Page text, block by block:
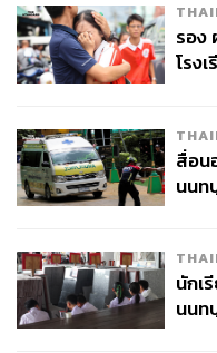
รอง
โรง
สื่อน
นนท
นักเ
นนท